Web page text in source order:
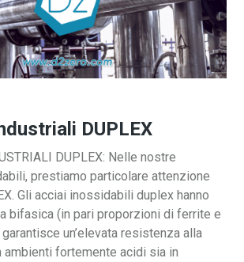
DUPLEX
DUPLEX: Nelle nostre
prestiamo particolare attenzione
Gli acciai inossidabili duplex hanno
bifasica (in pari proporzioni di ferrite e
un’elevata resistenza alla
ambienti fortemente acidi sia in